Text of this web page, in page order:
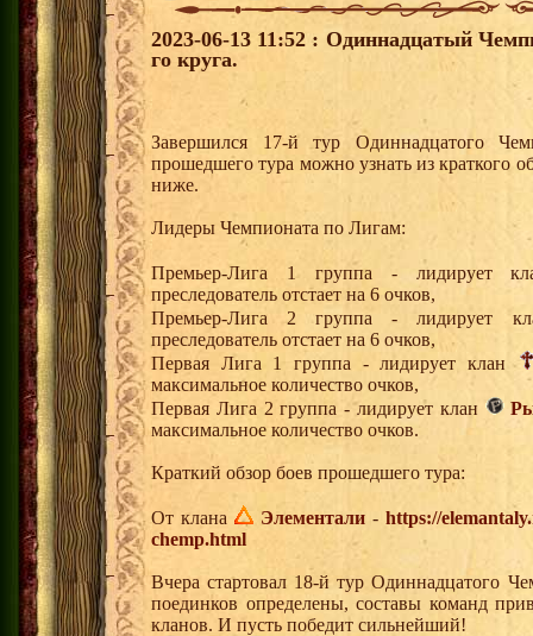
2023-06-13 11:52 : Одиннадцатый
го круга.
Завершился 17-й тур Одиннадцатого
прошедшего тура можно узнать из краткого
ниже.
Лидеры Чемпионата по Лигам:
Премьер-Лига 1 группа - лидирует
преследователь отстает на 6 очков,
Премьер-Лига 2 группа - лидирует
преследователь отстает на 6 очков,
Первая Лига 1 группа - лидирует клан
максимальное количество очков,
Первая Лига 2 группа - лидирует клан
максимальное количество очков.
Краткий обзор боев прошедшего тура:
От клана Элементали - https://
chemp.html
Вчера стартовал 18-й тур Одиннадцатого
поединков определены, составы команд
кланов. И пусть победит сильнейший!